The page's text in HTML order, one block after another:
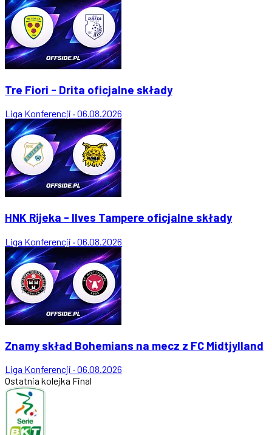
Tre Fiori - Drita oficjalne składy
Liga Konferencji · 06.08.2026
HNK Rijeka - Ilves Tampere oficjalne składy
Liga Konferencji · 06.08.2026
Znamy skład Bohemians na mecz z FC Midtjylland
Liga Konferencji · 06.08.2026
Ostatnia kolejka Final